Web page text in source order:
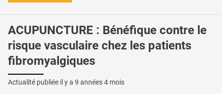
ACUPUNCTURE : Bénéfique contre le
risque vasculaire chez les patients
fibromyalgiques
Actualité publiée il y a 9 années 4 mois